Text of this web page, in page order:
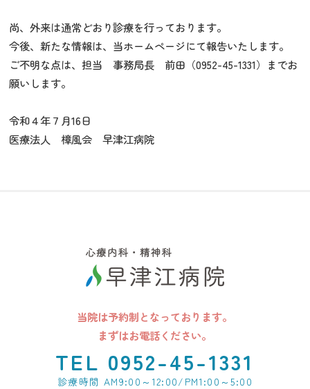
尚、外来は通常どおり診療を行っております。
今後、新たな情報は、当ホームページにて報告いたします。
ご不明な点は、担当 事務局長 前田（0952-45-1331）までお
願いします。
令和４年７月16日
医療法人 樟風会 早津江病院
当院は予約制となっております。
まずはお電話ください。
TEL 0952-45-1331
診療時間 AM9:00～12:00/PM1:00～5:00